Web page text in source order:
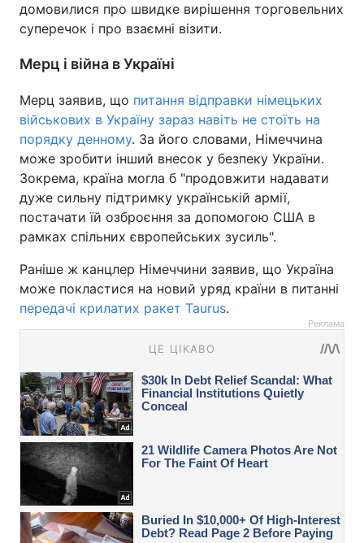
домовилися про швидке вирішення торговельних
суперечок і про взаємні візити.
Мерц і війна в Україні
Мерц заявив, що питання відправки німецьких
військових в Україну зараз навіть не стоїть на
порядку денному. За його словами, Німеччина
може зробити інший внесок у безпеку України.
Зокрема, країна могла б "продовжити надавати
дуже сильну підтримку українській армії,
постачати їй озброєння за допомогою США в
рамках спільних європейських зусиль".
Раніше ж канцлер Німеччини заявив, що Україна
може покластися на новий уряд країни в питанні
передачі крилатих ракет Taurus.
Реклама